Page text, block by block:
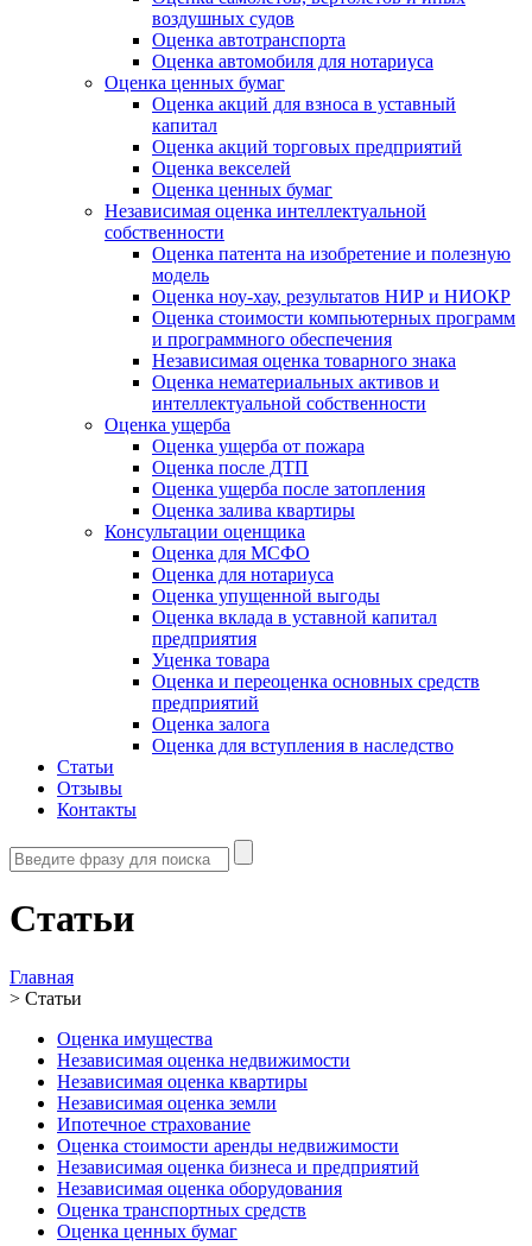
воздушных судов
Оценка автотранспорта
Оценка автомобиля для нотариуса
Оценка ценных бумаг
Оценка акций для взноса в уставный
капитал
Оценка акций торговых предприятий
Оценка векселей
Оценка ценных бумаг
Независимая оценка интеллектуальной
собственности
Оценка патента на изобретение и полезную
модель
Оценка ноу-хау, результатов НИР и НИОКР
Оценка стоимости компьютерных программ
и программного обеспечения
Независимая оценка товарного знака
Оценка нематериальных активов и
интеллектуальной собственности
Оценка ущерба
Оценка ущерба от пожара
Оценка после ДТП
Оценка ущерба после затопления
Оценка залива квартиры
Консультации оценщика
Оценка для МСФО
Оценка для нотариуса
Оценка упущенной выгоды
Оценка вклада в уставной капитал
предприятия
Уценка товара
Оценка и переоценка основных средств
предприятий
Оценка залога
Оценка для вступления в наследство
Статьи
Отзывы
Контакты
Статьи
Главная
> Статьи
Оценка имущества
Независимая оценка недвижимости
Независимая оценка квартиры
Независимая оценка земли
Ипотечное страхование
Оценка стоимости аренды недвижимости
Независимая оценка бизнеса и предприятий
Независимая оценка оборудования
Оценка транспортных средств
Оценка ценных бумаг